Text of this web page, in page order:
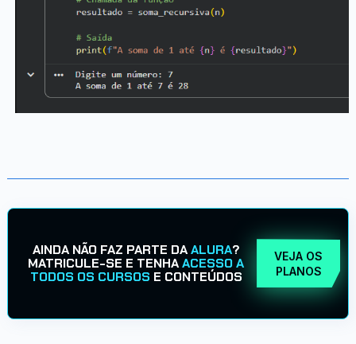
AINDA NÃO FAZ PARTE DAALURA?
MATRICULE-SE E TENHAACESSO A
TODOS OS CURSOS E CONTEÚDOS
VEJA OS
PLANOS